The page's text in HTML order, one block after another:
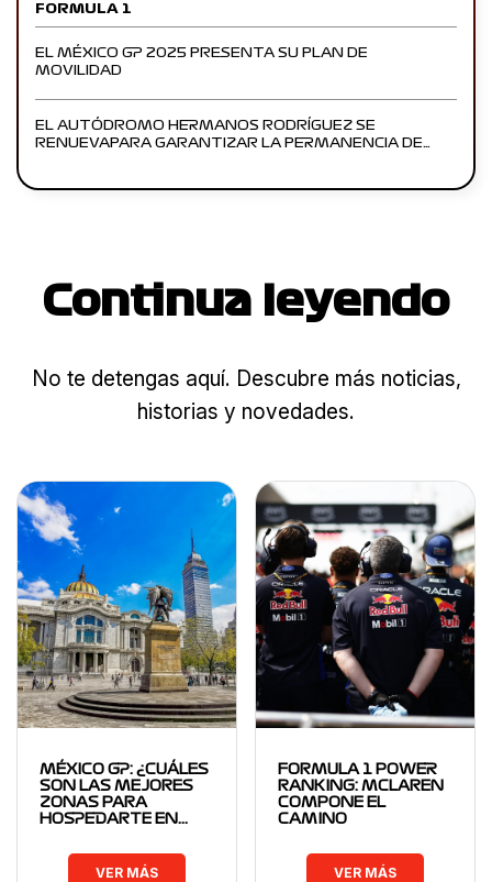
FORMULA 1
EL MÉXICO GP 2025 PRESENTA SU PLAN DE
MOVILIDAD
EL AUTÓDROMO HERMANOS RODRÍGUEZ SE
RENUEVAPARA GARANTIZAR LA PERMANENCIA DE…
Continua leyendo
No te detengas aquí. Descubre más noticias,
historias y novedades.
MÉXICO GP: ¿CUÁLES
SON LAS MEJORES
ZONAS PARA
HOSPEDARTE EN…
VER MÁS
FORMULA 1 POWER
RANKING: MCLAREN
COMPONE EL
CAMINO
VER MÁS